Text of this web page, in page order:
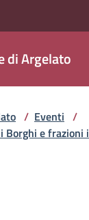
di Argelato
/ Eventi /
Borghi e frazioni